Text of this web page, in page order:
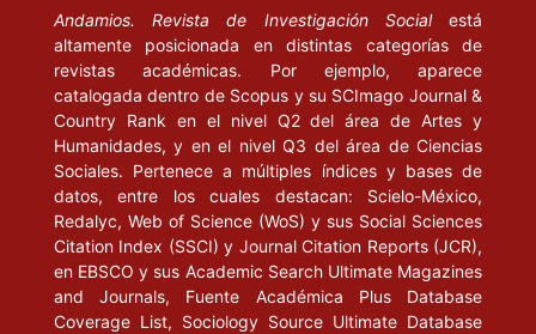
Andamios. Revista de Investigación Socialestá
altamente posicionada en distintas categorías de
revistas académicas. Por ejemplo, aparece
catalogada dentro de Scopus y su SCImago Journal &
Country Rank en el nivel Q2 del área de Artes y
Humanidades, y en el nivel Q3 del área de Ciencias
Sociales. Pertenece a múltiples índices y bases de
datos, entre los cuales destacan: Scielo-México,
Redalyc, Web of Science (WoS) y sus Social Sciences
Citation Index (SSCI) y Journal Citation Reports (JCR),
en EBSCO y sus Academic Search Ultimate Magazines
and Journals, Fuente Académica Plus Database
Coverage List, Sociology Source Ultimate Database